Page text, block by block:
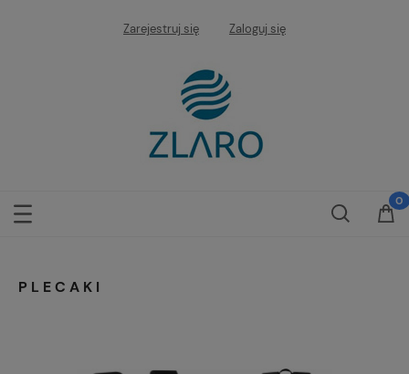
Zarejestruj się Zaloguj się
PLECAKI